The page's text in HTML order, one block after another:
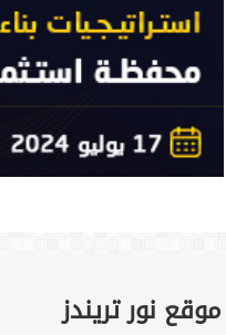
موقع نور تريندز